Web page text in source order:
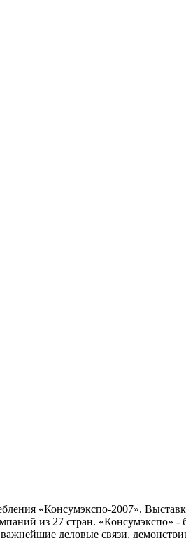
«Консумэкспо-2007».
из 27 стран. «Консумэкспо»
деловые связи,